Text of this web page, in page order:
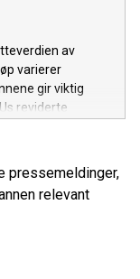
av
varierer
gir viktig
reviderte
pressemeldinger,
relevant